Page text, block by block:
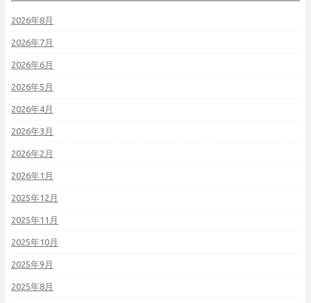
2026年8月
2026年7月
2026年6月
2026年5月
2026年4月
2026年3月
2026年2月
2026年1月
2025年12月
2025年11月
2025年10月
2025年9月
2025年8月